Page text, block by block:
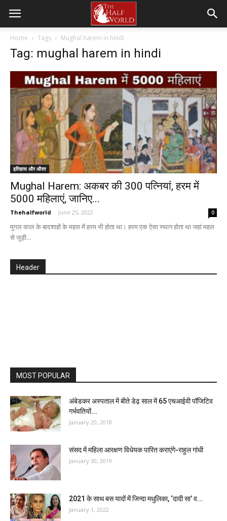
Home Tags Mughal harem in hindi
Tag: mughal harem in hindi
इतिहास और औरत
Mughal Harem: अकबर की 300 पत्नियां, हरम में
5000 महिलाएं, जानिए...
Thehalfworld - June 25, 2022 0
मुगल काल के बादशाहों के महल में हरम भी होता था। हरम एक ऐसा स्थान होता था जहां महल
से जुड़ी...
Header
MOST POPULAR
अंबेडकर अस्पताल में बीते डेढ़ साल में 65 एचआईवी पॉजिटिव
गर्भवतियों...
January 20, 2018
संसद में महिला आरक्षण विधेयक पारित कराएंगे-राहुल गांधी
January 30, 2019
2021 के साथ बस यादों में जिन्दा मधुलिका, ‘दादी सा’ व...
January 1, 2022